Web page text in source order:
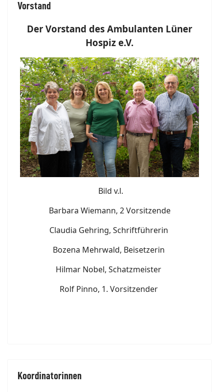
Vorstand
Der Vorstand des Ambulanten Lüner
Hospiz e.V.
Bild v.l.
Barbara Wiemann, 2 Vorsitzende
Claudia Gehring, Schriftführerin
Bozena Mehrwald, Beisetzerin
Hilmar Nobel, Schatzmeister
Rolf Pinno, 1. Vorsitzender
Koordinatorinnen